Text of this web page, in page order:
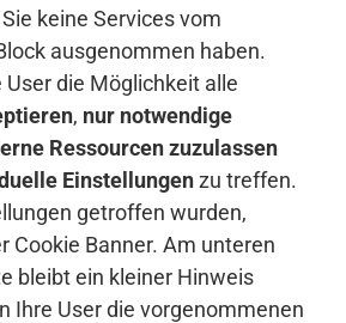
keine Services vom
ausgenommen haben.
User die Möglichkeit alle
, nur notwendige
Ressourcen zuzulassen
Einstellungenzu treffen.
getroffen wurden,
Cookie Banner. Am unteren
bleibt ein kleiner Hinweis
Ihre User die vorgenommenen